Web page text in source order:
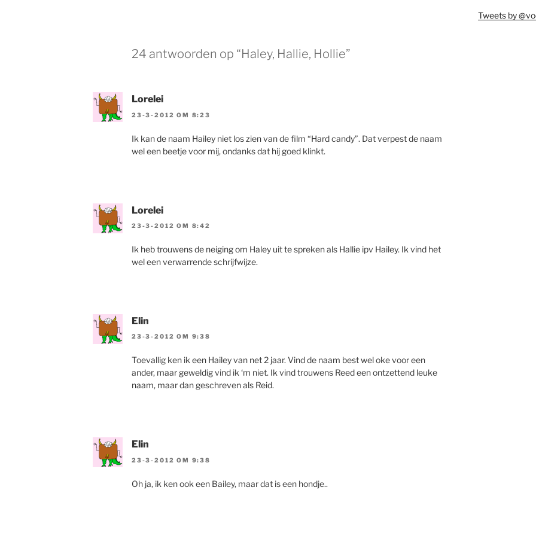
24 antwoorden op “Haley, Hallie, Hollie”
Lorelei
23-3-2012 OM 8:23
Ik kan de naam Hailey niet los zien van de film “Hard candy”. Dat verpest de naam
wel een beetje voor mij, ondanks dat hij goed klinkt.
Lorelei
23-3-2012 OM 8:42
Ik heb trouwens de neiging om Haley uit te spreken als Hallie ipv Hailey. Ik vind het
wel een verwarrende schrijfwijze.
Elin
23-3-2012 OM 9:38
Toevallig ken ik een Hailey van net 2 jaar. Vind de naam best wel oke voor een
ander, maar geweldig vind ik ‘m niet. Ik vind trouwens Reed een ontzettend leuke
naam, maar dan geschreven als Reid.
Elin
23-3-2012 OM 9:38
Oh ja, ik ken ook een Bailey, maar dat is een hondje..
Tweets by